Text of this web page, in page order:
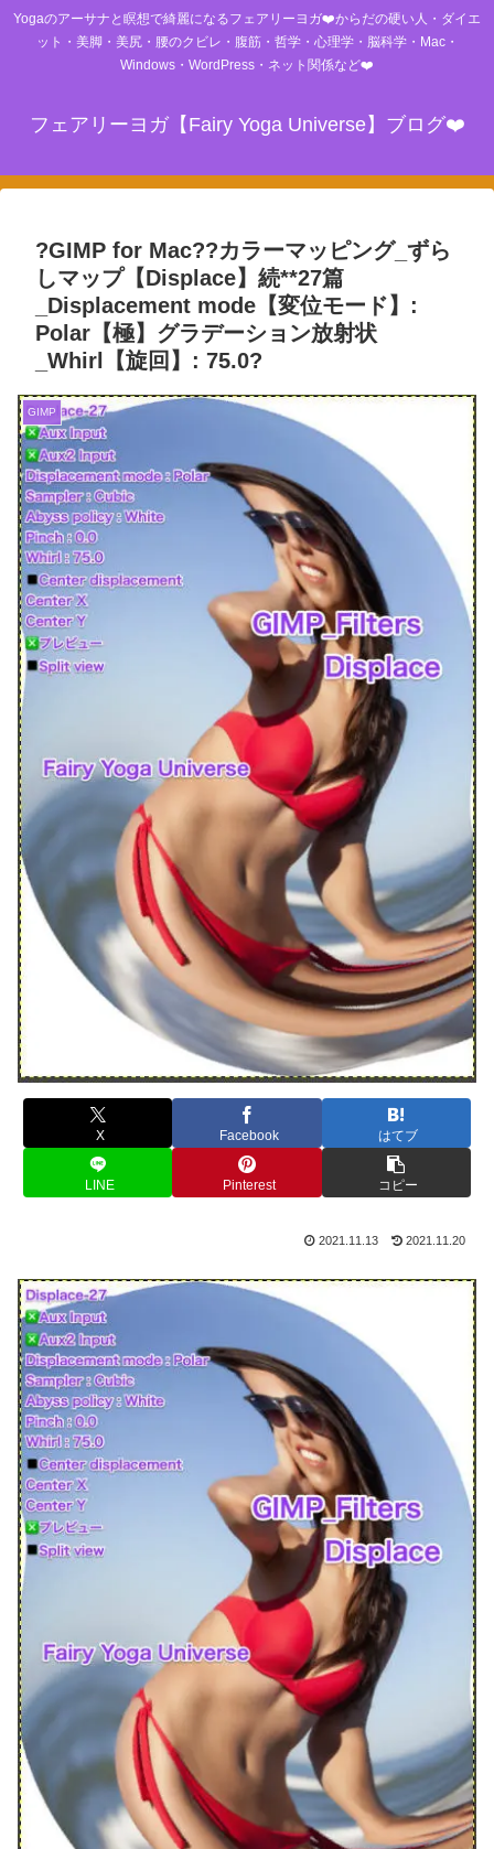
Yogaのアーサナと瞑想で綺麗になるフェアリーヨガ❤️からだの硬い人・ダイエ
ット・美脚・美尻・腰のクビレ・腹筋・哲学・心理学・脳科学・Mac・
Windows・WordPress・ネット関係など❤️
フェアリーヨガ【Fairy Yoga Universe】ブログ❤️
?GIMP for Mac??カラーマッピング_ずら
しマップ【Displace】続**27篇
_Displacement mode【変位モード】:
Polar【極】グラデーション放射状
_Whirl【旋回】: 75.0?
GIMP
X Facebook はてブ
LINE Pinterest コピー
2021.11.13 2021.11.20